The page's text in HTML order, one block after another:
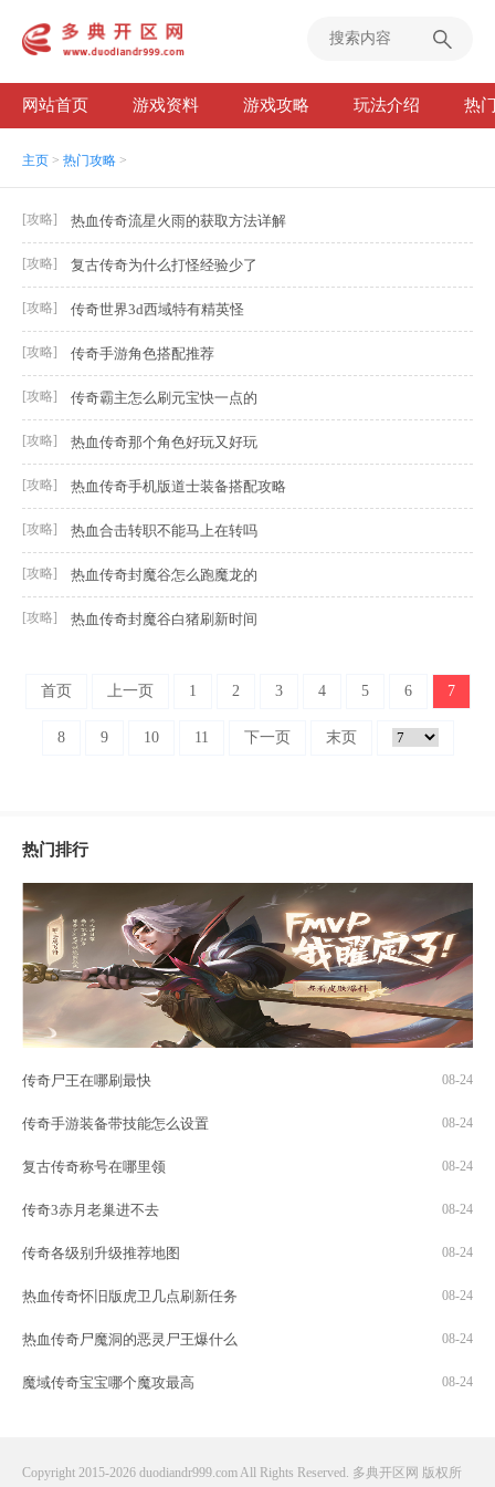
网站首页 游戏资料 游戏攻略 玩法介绍 热
主页 > 热门攻略 >
[攻略] 热血传奇流星火雨的获取方法详解
[攻略] 复古传奇为什么打怪经验少了
[攻略] 传奇世界3d西域特有精英怪
[攻略] 传奇手游角色搭配推荐
[攻略] 传奇霸主怎么刷元宝快一点的
[攻略] 热血传奇那个角色好玩又好玩
[攻略] 热血传奇手机版道士装备搭配攻略
[攻略] 热血合击转职不能马上在转吗
[攻略] 热血传奇封魔谷怎么跑魔龙的
[攻略] 热血传奇封魔谷白猪刷新时间
首页 上一页 1 2 3 4 5 6 7
8 9 10 11 下一页 末页
热门排行
传奇尸王在哪刷最快 08-24
传奇手游装备带技能怎么设置 08-24
复古传奇称号在哪里领 08-24
传奇3赤月老巢进不去 08-24
传奇各级别升级推荐地图 08-24
热血传奇怀旧版虎卫几点刷新任务 08-24
热血传奇尸魔洞的恶灵尸王爆什么 08-24
魔域传奇宝宝哪个魔攻最高 08-24
Copyright 2015-2026 duodiandr999.com All Rights Reserved. 多典开区网 版权所